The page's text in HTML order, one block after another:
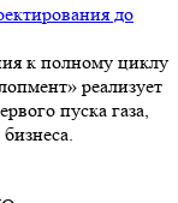
до
к полному циклу
реализует
пуска газа,